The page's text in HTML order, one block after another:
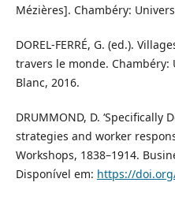
Mézières]. Chambéry:
DOREL-FERRÉ, G. (ed.).
travers le monde. Chambéry:
Blanc, 2016.
DRUMMOND, D. ‘Specifically
strategies and worker
Workshops, 1838–1914.
Disponível em: https://